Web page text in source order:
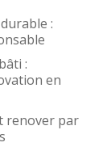
:
:
en
renover par